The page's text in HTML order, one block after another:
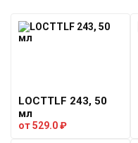
LOCTTLF 243, 50
мл
от529.0₽